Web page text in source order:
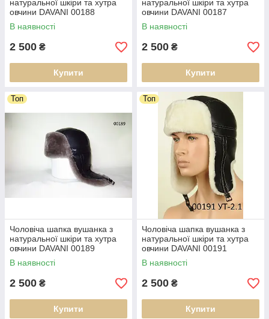
натуральної шкіри та хутра
овчини DAVANI 00188
В наявності
2 500 ₴
Купити
натуральної шкіри та хутра
овчини DAVANI 00187
В наявності
2 500 ₴
Купити
Топ
Чоловіча шапка вушанка з
натуральної шкіри та хутра
овчини DAVANI 00189
В наявності
2 500 ₴
Купити
Топ
Чоловіча шапка вушанка з
натуральної шкіри та хутра
овчини DAVANI 00191
В наявності
2 500 ₴
Купити